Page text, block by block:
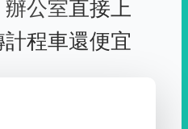
辦公室直接上
程車還便宜